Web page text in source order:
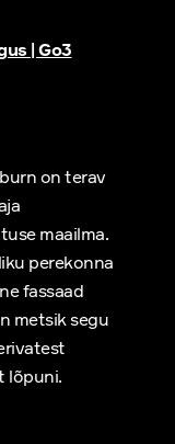
| Go3
on terav
maailma.
perekonna
fassaad
metsik segu
lõpuni.